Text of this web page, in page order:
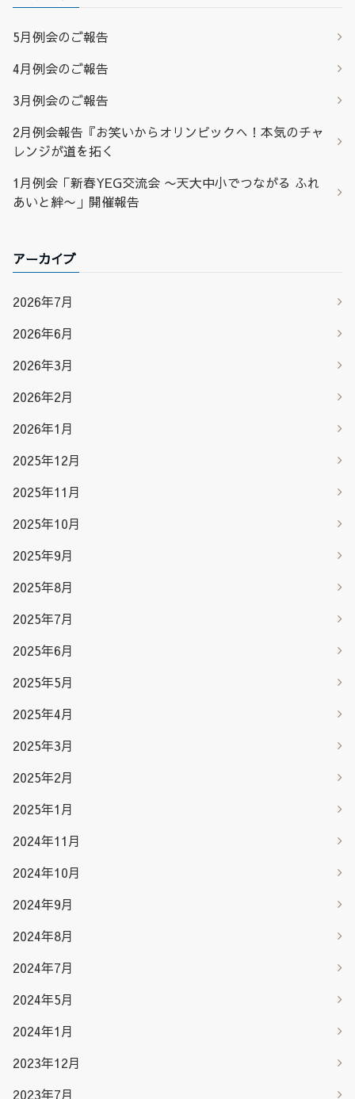
5月例会のご報告
4月例会のご報告
3月例会のご報告
2月例会報告『お笑いからオリンピックへ！本気のチャ
レンジが道を拓く
1月例会「新春YEG交流会 〜天大中小でつながる ふれ
あいと絆〜」開催報告
アーカイブ
2026年7月
2026年6月
2026年3月
2026年2月
2026年1月
2025年12月
2025年11月
2025年10月
2025年9月
2025年8月
2025年7月
2025年6月
2025年5月
2025年4月
2025年3月
2025年2月
2025年1月
2024年11月
2024年10月
2024年9月
2024年8月
2024年7月
2024年5月
2024年1月
2023年12月
2023年7月